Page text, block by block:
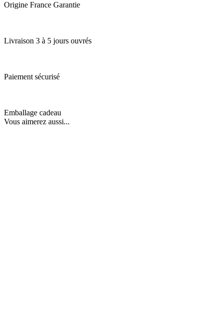
Origine France Garantie
Livraison 3 à 5 jours ouvrés
Paiement sécurisé
Emballage cadeau
Vous aimerez aussi...